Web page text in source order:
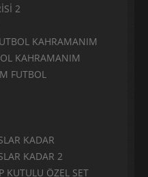
2
KAHRAMANIM
KAHRAMANIM
FUTBOL
KADAR
KADAR 2
KUTULU ÖZEL SET